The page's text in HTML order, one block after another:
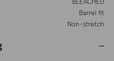
BLEACHED
Barrel fit
Non-stretch